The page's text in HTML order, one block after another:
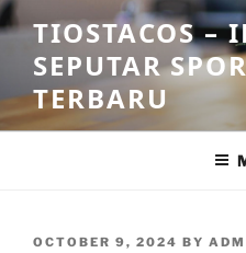
Skip
to
content
TIOSTACOS –
SEPUTAR
TERBARU
POSTED
OCTOBER 9, 2024 BY